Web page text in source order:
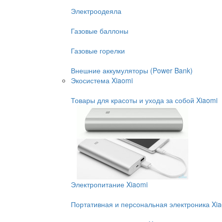
Электроодеяла
Газовые баллоны
Газовые горелки
Внешние аккумуляторы (Power Bank)
Экосистема Xiaomi
Товары для красоты и ухода за собой Xiaomi
Электропитание Xiaomi
Портативная и персональная электроника